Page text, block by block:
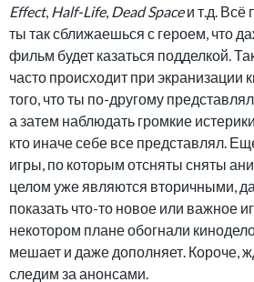
Effect, Half-Life, Dead Spaceи т.д. Всё
ты так сближаешься с героем, что
фильм будет казаться подделкой.
часто происходит при экранизации
того, что ты по-другому
а затем наблюдать громкие
кто иначе себе все представлял.
игры, по которым отсняты сняты
целом уже являются вторичными,
показать что-то новое или важное
некотором плане обогнали
мешает и даже дополняет. Короче,
следим за анонсами.